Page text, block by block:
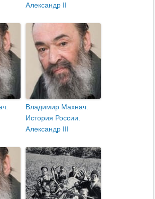
Александр II
Владимир Махнач.
История России.
Александр III